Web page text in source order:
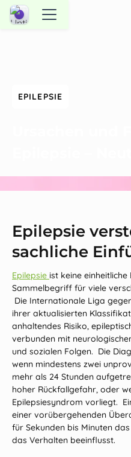
EPILEPSIE
Epilepsie
sachliche
Epilepsie ist keine
Sammelbegriff für viele
Die Internationale Liga
ihrer aktualisierten
anhaltendes Risiko,
verbunden mit
und sozialen Folgen. Die
wenn mindestens zwei
mehr als 24 Stunden
hoher Rückfallgefahr, oder
Epilepsiesyndrom vorliegt.
einer vorübergehenden
für Sekunden bis Minuten
das Verhalten beeinflusst.